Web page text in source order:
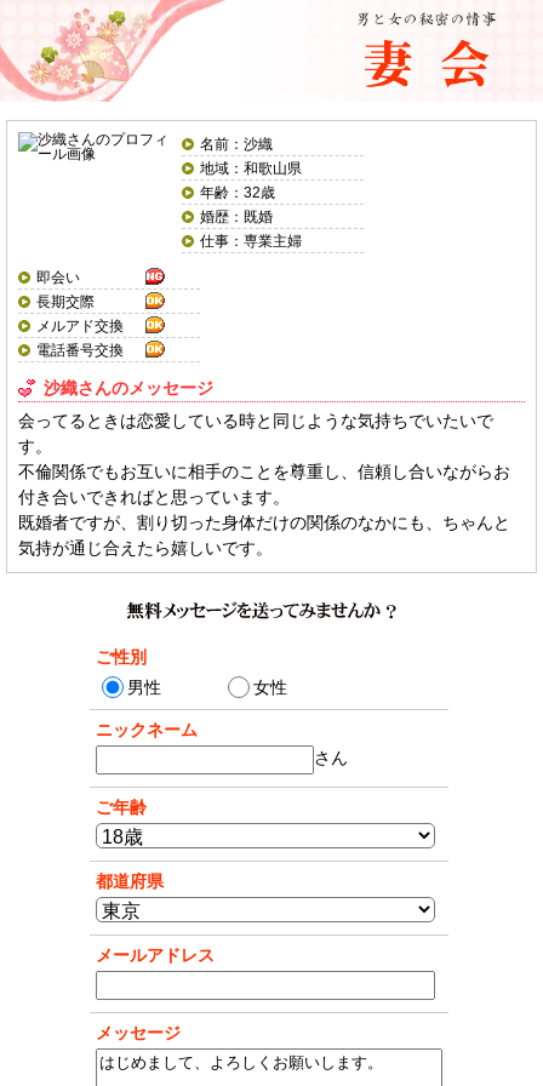
名前：沙織
地域：和歌山県
年齢：32歳
婚歴：既婚
仕事：専業主婦
即会い
長期交際
メルアド交換
電話番号交換
沙織さんのメッセージ
会ってるときは恋愛している時と同じような気持ちでいたいで
す。
不倫関係でもお互いに相手のことを尊重し、信頼し合いながらお
付き合いできればと思っています。
既婚者ですが、割り切った身体だけの関係のなかにも、ちゃんと
気持が通じ合えたら嬉しいです。